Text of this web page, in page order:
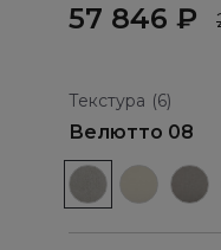
57 846 ₽
Текстура (6)
Велютто 08